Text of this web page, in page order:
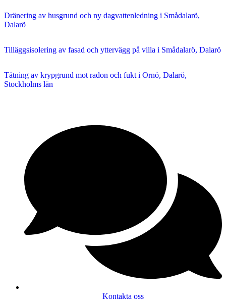
Dränering av husgrund och ny dagvattenledning i Smådalarö,
Dalarö
Tilläggsisolering av fasad och yttervägg på villa i Smådalarö, Dalarö
Tätning av krypgrund mot radon och fukt i Ornö, Dalarö,
Stockholms län
Kontakta oss